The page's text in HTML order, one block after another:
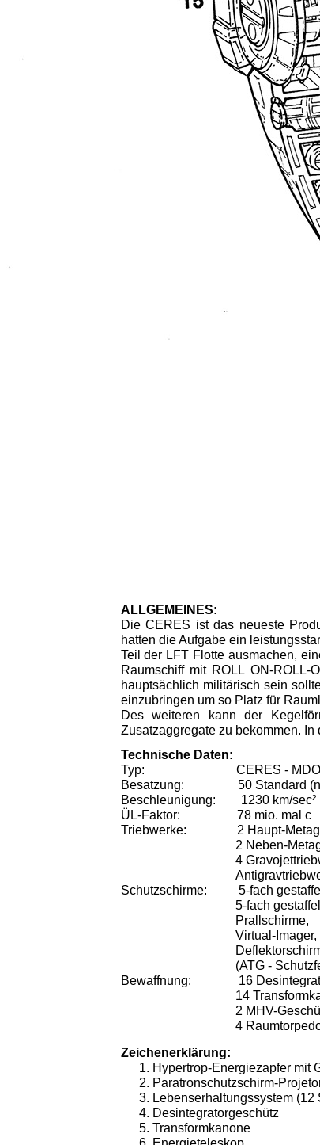
ALLGEMEINES:
Die CERES ist das neueste
hatten die Aufgabe ein
Teil der LFT Flotte ausmachen,
Raumschiff mit ROLL ON-
hauptsächlich militärisch sein
einzubringen um so Platz für
Des weiteren kann der
Zusatzaggregate zu bekommen.
Technische Daten:
Typ: CERES - MDOC
Besatzung: 50 Standard
Beschleunigung: 1230 km/sec²
ÜL-Faktor: 78 mio. mal c
Triebwerke:
2 Haupt-
2 Neben-
4
Schutzschirme: 5-fach
5-fach
Prallschirme,
Virtual-Imager,
(ATG -
Bewaffnung: 16
14
2 MHV-
4
Zeichenerklärung:
Hypertrop-Energiezapfer mit
Paratronschutzschirm-
Lebenserhaltungssystem (12
Desintegratorgeschütz
Transformkanone